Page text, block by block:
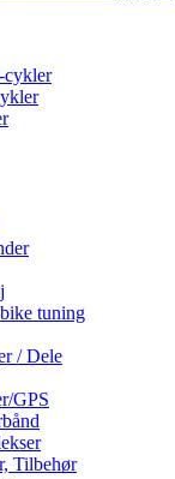
cykler
tuning
/ Dele
GPS
Tilbehør